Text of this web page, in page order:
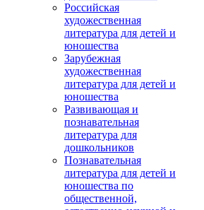
Российская
художественная
литература для детей и
юношества
Зарубежная
художественная
литература для детей и
юношества
Развивающая и
познавательная
литература для
дошкольников
Познавательная
литература для детей и
юношества по
общественной,